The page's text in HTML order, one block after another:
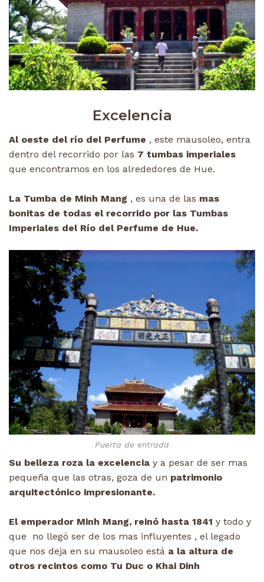
Excelencia
Al oeste del río del Perfume , este mausoleo, entra
dentro del recorrido por las 7 tumbas imperiales
que encontramos en los alrededores de Hue.
La Tumba de Minh Mang , es una de las mas
bonitas de todas el recorrido por las Tumbas
Imperiales del Río del Perfume de Hue.
Puerta de entrada
Su belleza roza la excelencia y a pesar de ser mas
pequeña que las otras, goza de un patrimonio
arquitectónico impresionante.
El emperador Minh Mang, reinó hasta 1841 y todo y
que no llegó ser de los mas influyentes , el legado
que nos deja en su mausoleo está a la altura de
otros recintos como Tu Duc o Khai Dinh